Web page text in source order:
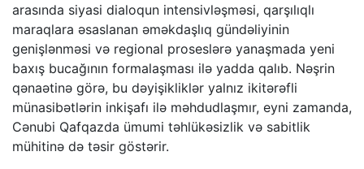
arasında siyasi dialoqun intensivləşməsi, qarşılıqlı
maraqlara əsaslanan əməkdaşlıq gündəliyinin
genişlənməsi və regional proseslərə yanaşmada yeni
baxış bucağının formalaşması ilə yadda qalıb. Nəşrin
qənaətinə görə, bu dəyişikliklər yalnız ikitərəfli
münasibətlərin inkişafı ilə məhdudlaşmır, eyni zamanda,
Cənubi Qafqazda ümumi təhlükəsizlik və sabitlik
mühitinə də təsir göstərir.